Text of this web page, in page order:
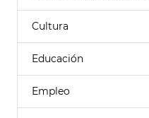
Cultura
Educación
Empleo